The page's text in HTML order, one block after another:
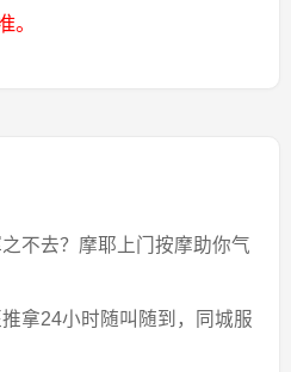
。
不去？摩耶上门按摩助你气
拿24小时随叫随到，同城服